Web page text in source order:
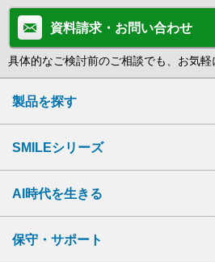
資料請求・お問い合わせ
具体的なご検討前のご相談でも、お気軽
製品を探す
SMILEシリーズ
AI時代を生きる
保守・サポート